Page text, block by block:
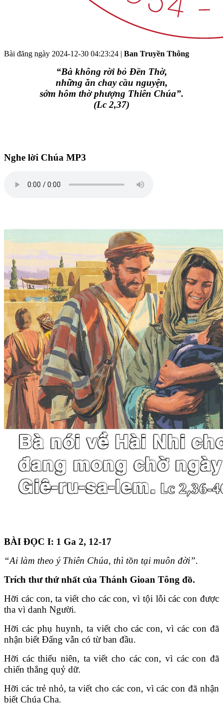
Bài đăng ngày 2024-12-30 04:23:24 | Ban Truyền Thông
“Bà không rời bỏ Đền Thờ,
những ăn chay cầu nguyện,
sớm hôm thờ phượng Thiên Chúa”.
(Lc 2,37)
Nghe lời Chúa MP3
BÀI ĐỌC I: 1 Ga 2, 12-17
“Ai làm theo ý Thiên Chúa, thì tồn tại muôn đời”.
Trích thư thứ nhất của Thánh Gioan Tông đồ.
Hỡi các con, ta viết cho các con, vì tội lỗi các con được
tha vì danh Người.
Hỡi các phụ huynh, ta viết cho các con, vì các con đã
nhận biết Đấng vẫn có từ ban đầu.
Hỡi các thiếu niên, ta viết cho các con, vì các con đã
chiến thắng quỷ dữ.
Hỡi các trẻ nhỏ, ta viết cho các con, vì các con đã nhận
biết Chúa Cha.